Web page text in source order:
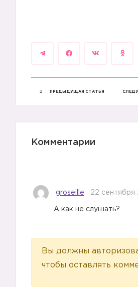
ПРЕДЫДУЩАЯ СТАТЬЯ
Комментарии
groseille 22 сентября
А как не слушать?
Вы должны
чтобы оставлять